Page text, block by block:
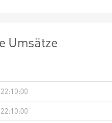
Umsätze